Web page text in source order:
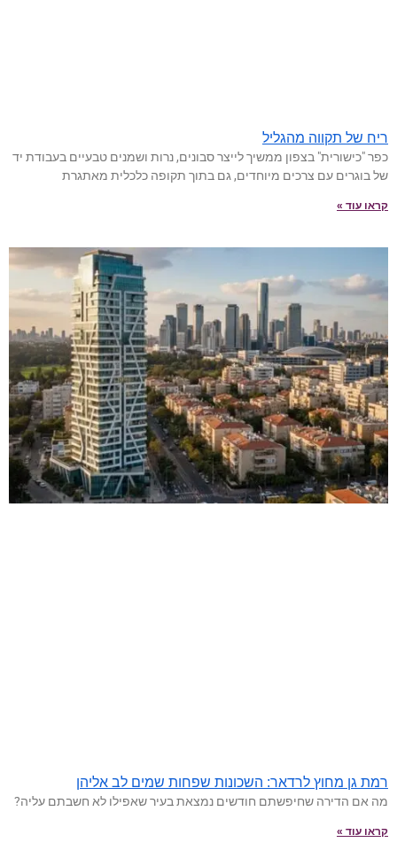
ריח של תקווה מהגליל
כפר "כישורית" בצפון ממשיך לייצר סבונים, נרות ושמנים טבעיים בעבודת יד
של בוגרים עם צרכים מיוחדים, גם בתוך תקופה כלכלית מאתגרת
קראו עוד »
רמת גן מחוץ לרדאר: השכונות שפחות שמים לב אליהן
מה אם הדירה שחיפשתם חודשים נמצאת בעיר שאפילו לא חשבתם עליה?
קראו עוד »